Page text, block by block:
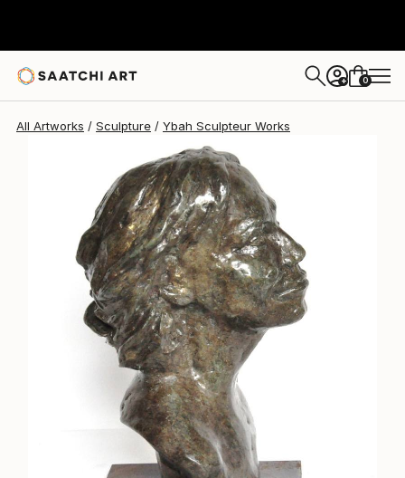
+ 0
All Artworks Sculpture Ybah Sculpteur Works